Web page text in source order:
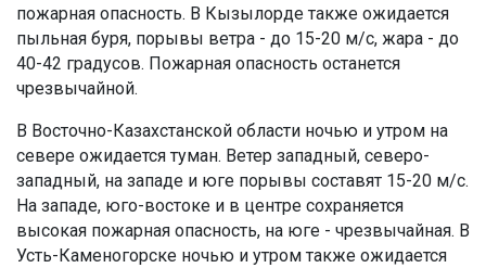
пожарная опасность. В Кызылорде также ожидается
пыльная буря, порывы ветра - до 15-20 м/с, жара - до
40-42 градусов. Пожарная опасность останется
чрезвычайной.
В Восточно-Казахстанской области ночью и утром на
севере ожидается туман. Ветер западный, северо-
западный, на западе и юге порывы составят 15-20 м/с.
На западе, юго-востоке и в центре сохраняется
высокая пожарная опасность, на юге - чрезвычайная. В
Усть-Каменогорске ночью и утром также ожидается